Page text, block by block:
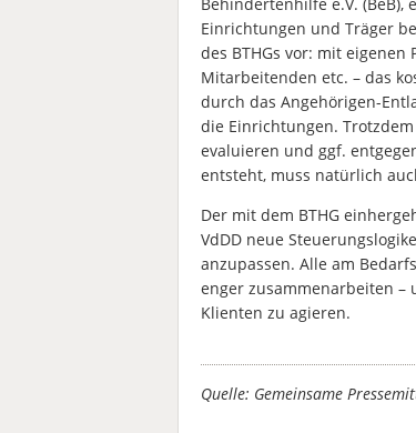
Einrichtungen und Träger
des BTHGs vor: mit
Mitarbeitenden etc. – das
durch das Angehörigen-
die Einrichtungen.
evaluieren und ggf.
entsteht, muss natürlich
Der mit dem BTHG
VdDD neue
anzupassen. Alle am
enger zusammenarbeiten –
Klienten zu agieren.
Quelle: Gemeinsame